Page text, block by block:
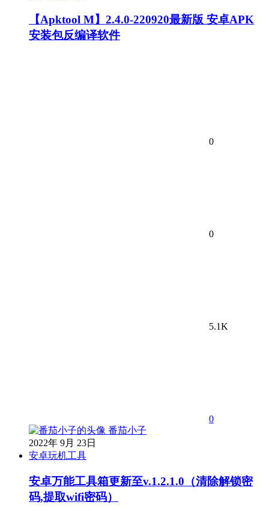
【Apktool M】2.4.0-220920最新版 安卓APK
安装包反编译软件
0
0
5.1K
0
番茄小子
2022年 9月 23日
安卓玩机工具
安卓万能工具箱更新至v.1.2.1.0（清除解锁密
码,提取wifi密码）